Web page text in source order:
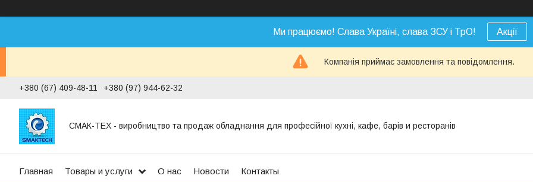
Ми працюємо! Слава Україні, слава ЗСУ і ТрО! Акції
Компанія приймає замовлення та повідомлення.
+380 (67) 409-48-11 +380 (97) 944-62-32
СМАК-ТЕХ - виробництво та продаж обладнання для професійної кухні, кафе, барів и ресторанів
Главная Товары и услуги О нас Новости Контакты